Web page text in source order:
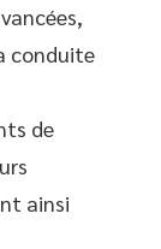
conduite
de
ainsi